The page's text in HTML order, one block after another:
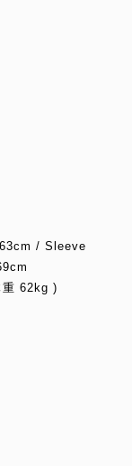
/ Sleeve
62kg )